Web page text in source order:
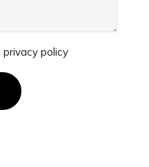
privacy policy